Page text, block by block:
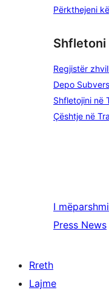
Përkthejeni
Shfletoni
Regjistër
Depo
Shfletojini në
Çështje në
I mëparshmi
Press News
Rreth
Lajme